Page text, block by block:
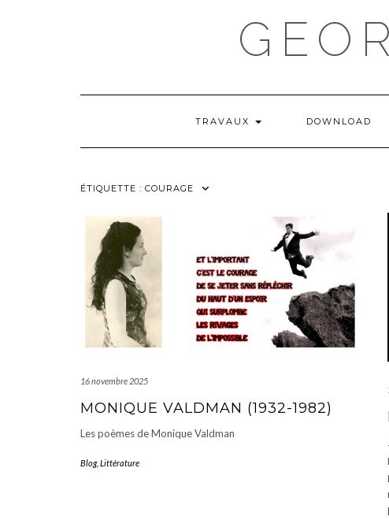
TRAVAUX DOWNLOAD
ÉTIQUETTE : COURAGE
16 novembre 2025
MONIQUE VALDMAN (1932-1982)
Les poèmes de Monique Valdman
Blog, Littérature